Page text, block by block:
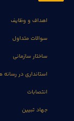
اهداف و وظایف
سوالات متداول
ساختار سازمانی
استانداری در رسانه
انتصابات
جهاد تبیین